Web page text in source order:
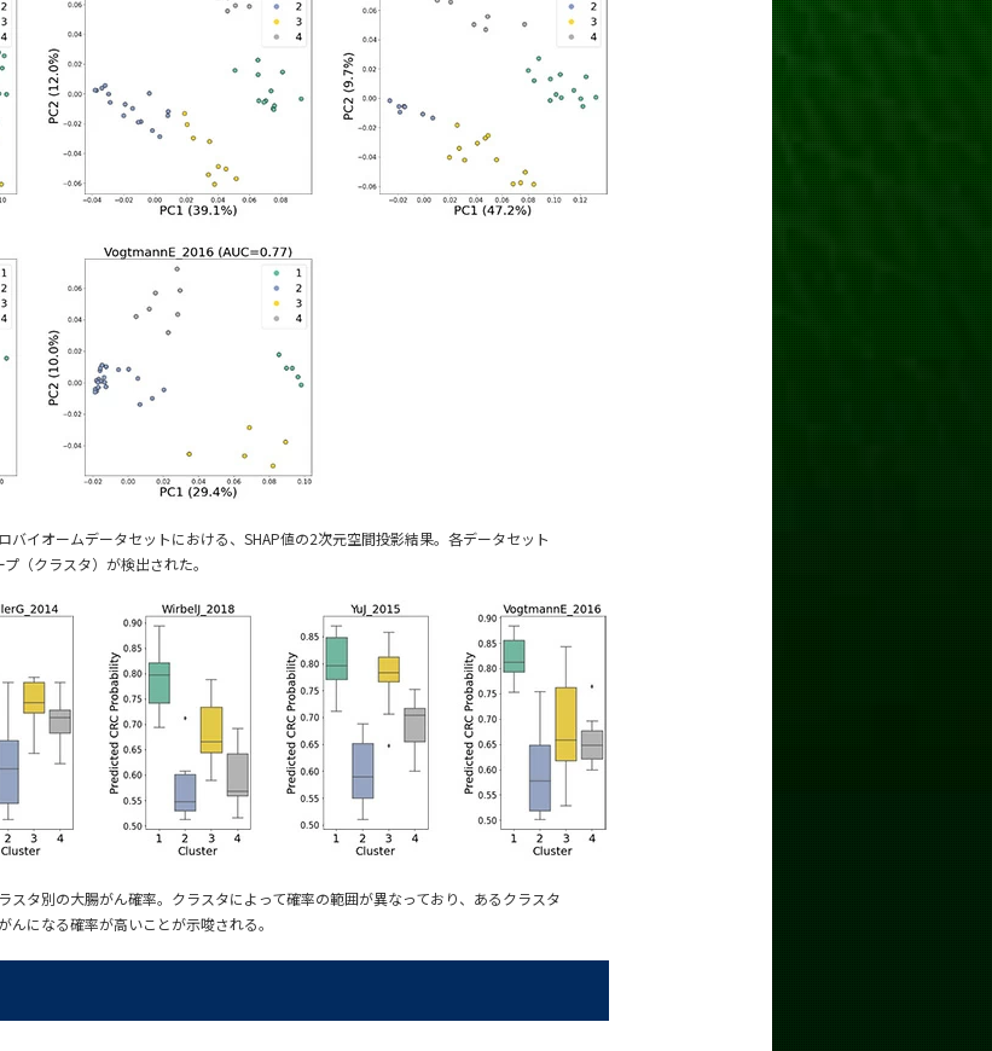
バイオームデータセットにおける、SHAP値の2次元空間投影結果。各データセット
（クラスタ）が検出された。
スタ別の大腸がん確率。クラスタによって確率の範囲が異なっており、あるクラスタ
んになる確率が高いことが示唆される。